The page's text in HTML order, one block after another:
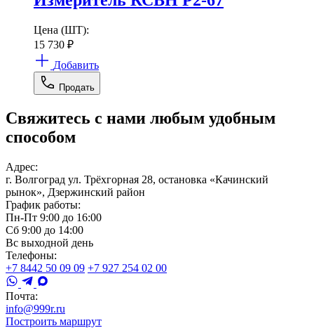
Цена (ШТ):
15 730 ₽
Добавить
Продать
Свяжитесь с нами любым удобным
способом
Адрес:
г. Волгоград ул. Трёхгорная 28, остановка «Качинский
рынок», Дзержинский район
График работы:
Пн-Пт 9:00 до 16:00
Сб 9:00 до 14:00
Вс выходной день
Телефоны:
+7 8442 50 09 09 +7 927 254 02 00
Почта:
info@999r.ru
Построить маршрут